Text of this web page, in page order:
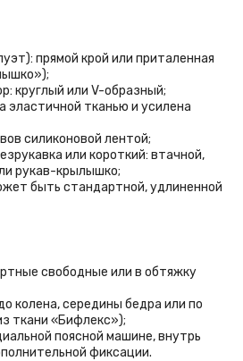
прямой крой или приталенная
круглый или V-образный;
эластичной тканью и усилена
силиконовой лентой;
или короткий: втачной,
рукав-крылышко;
быть стандартной, удлиненной
свободные или в обтяжку
колена, середины бедра или по
ткани «Бифлекс»);
поясной машине, внутрь
фиксации.